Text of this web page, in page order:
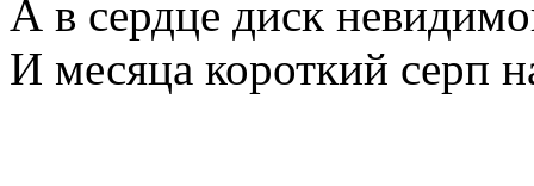
А в сердце диск
И месяца короткий серп